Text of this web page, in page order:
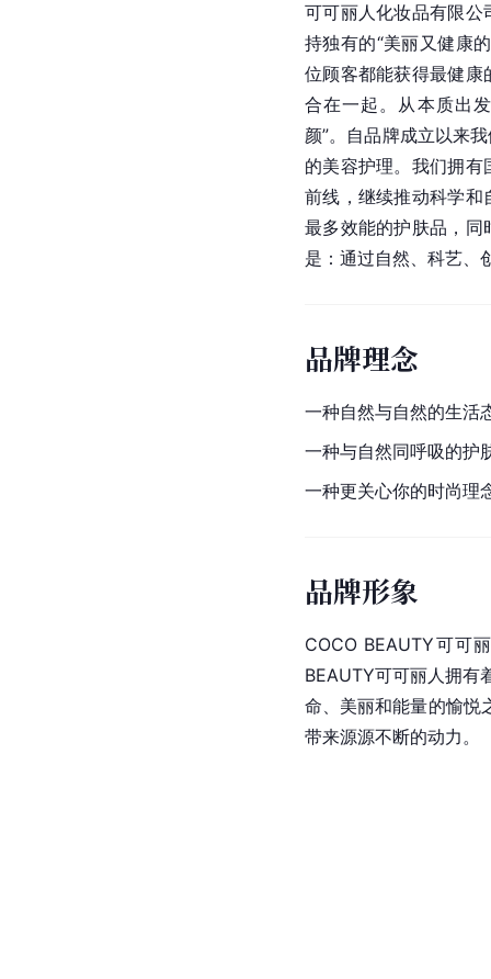
可可丽人化妆品有限公
持独有的“美丽又健康
位顾客都能获得最健康
合在一起。从本质出
颜”。自品牌成立以来
的美容护理。我们拥
前线，继续推动科学和
最多效能的护肤品，同
是：通过自然、科艺、
品牌理念
一种自然与自然的生活
一种与自然同呼吸的护
一种更关心你的时尚理
品牌形象
COCO BEAUTY可可
BEAUTY可可丽人拥有
命、美丽和能量的愉悦
带来源源不断的动力。